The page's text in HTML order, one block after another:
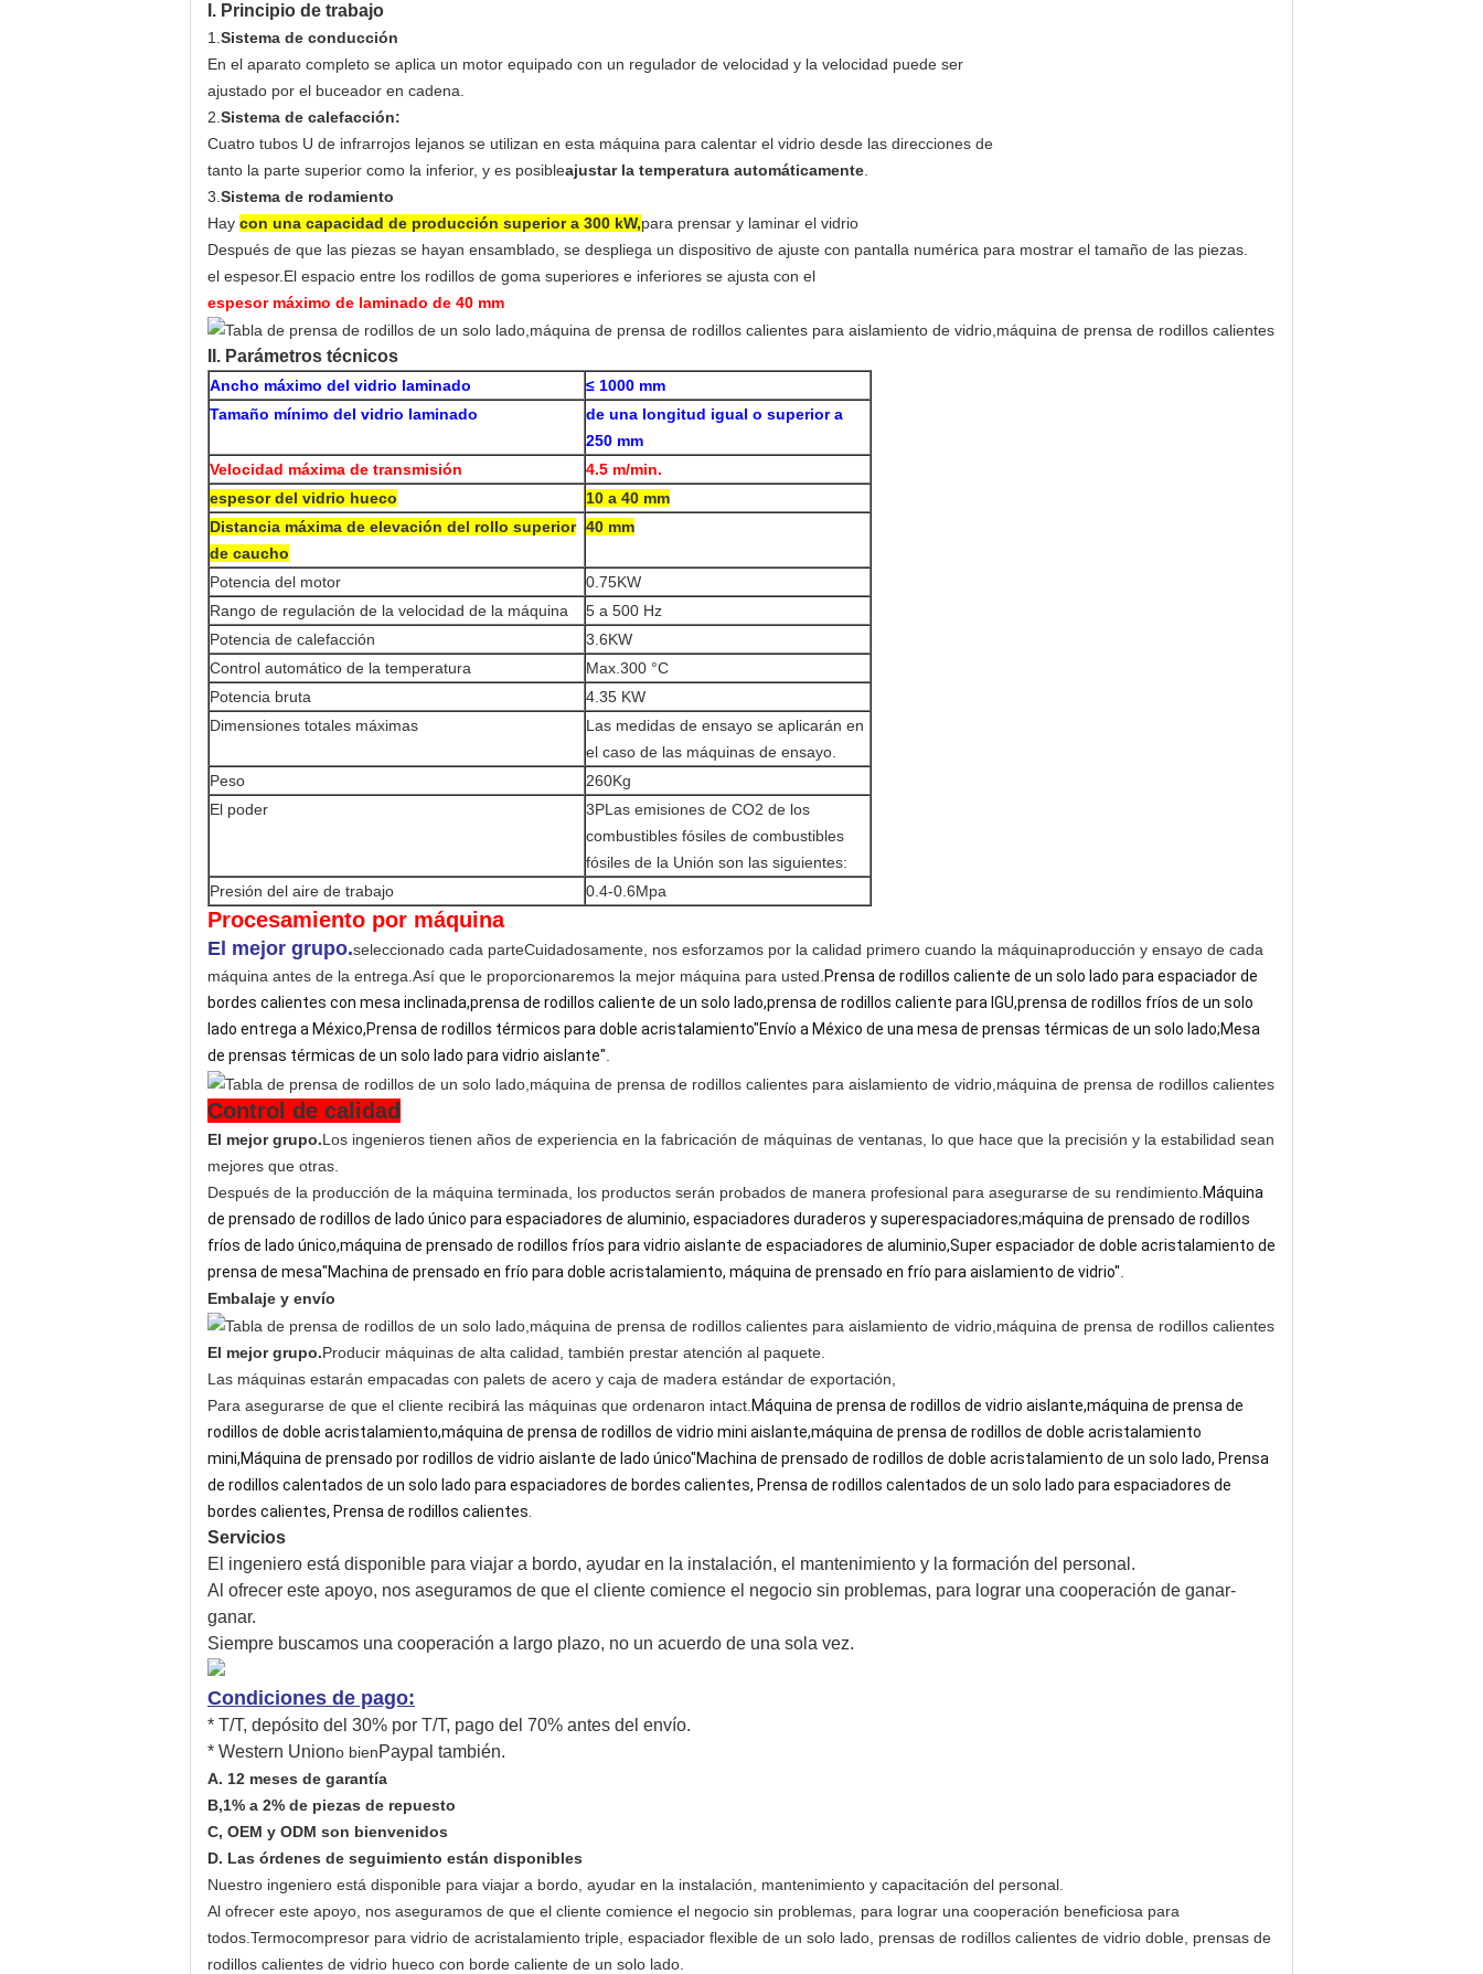
I. Principio de trabajo
1. Sistema de conducción
En el aparato completo se aplica un motor equipado con un regulador de velocidad y la velocidad puede ser
ajustado por el buceador en cadena.
2. Sistema de calefacción:
Cuatro tubos U de infrarrojos lejanos se utilizan en esta máquina para calentar el vidrio desde las direcciones de
tanto la parte superior como la inferior, y es posibleajustar la temperatura automáticamente
3. Sistema de rodamiento
Hay con una capacidad de producción superior a 300 kW,para prensar y laminar el vidrio
Después de que las piezas se hayan ensamblado, se despliega un dispositivo de ajuste con pantalla numérica para mostrar el tamaño de las piezas.
el espesor.El espacio entre los rodillos de goma superiores e inferiores se ajusta con el
espesor máximo de laminado de 40 mm
II. Parámetros técnicos
Ancho máximo del vidrio laminado
≤ 1000 mm
Tamaño mínimo del vidrio laminado
de una longitud igual o superior a
250 mm
Velocidad máxima de transmisión
4.5 m/min.
espesor del vidrio hueco
10 a 40 mm
Distancia máxima de elevación del rollo superior
de caucho
40 mm
Potencia del motor
0.75KW
Rango de regulación de la velocidad de la máquina
5 a 500 Hz
Potencia de calefacción
3.6KW
Control automático de la temperatura
Max.300 °C
Potencia bruta
4.35 KW
Dimensiones totales máximas
Las medidas de ensayo se aplicarán en
el caso de las máquinas de ensayo.
Peso
260Kg
El poder
3PLas emisiones de CO2 de los
combustibles fósiles de combustibles
fósiles de la Unión son las siguientes:
Presión del aire de trabajo
0.4-0.6Mpa
Procesamiento por máquina
El mejor grupo.seleccionado cada parteCuidadosamente, nos esforzamos por la calidad primero cuando la máquinaproducción y ensayo de cada
máquina antes de la entrega.Así que le proporcionaremos la mejor máquina para usted.Prensa de rodillos caliente de un solo lado para espaciador de
bordes calientes con mesa inclinada,prensa de rodillos caliente de un solo lado,prensa de rodillos caliente para IGU,prensa de rodillos fríos de un solo
lado entrega a México,Prensa de rodillos térmicos para doble acristalamiento"Envío a México de una mesa de prensas térmicas de un solo lado;Mesa
de prensas térmicas de un solo lado para vidrio aislante".
Control de calidad
El mejor grupo.Los ingenieros tienen años de experiencia en la fabricación de máquinas de ventanas, lo que hace que la precisión y la estabilidad sean
mejores que otras.
Después de la producción de la máquina terminada, los productos serán probados de manera profesional para asegurarse de su rendimiento. Máquina
de prensado de rodillos de lado único para espaciadores de aluminio, espaciadores duraderos y superespaciadores;máquina de prensado de rodillos
fríos de lado único,máquina de prensado de rodillos fríos para vidrio aislante de espaciadores de aluminio,Super espaciador de doble acristalamiento de
prensa de mesa"Machina de prensado en frío para doble acristalamiento, máquina de prensado en frío para aislamiento de vidrio"
Embalaje y envío
El mejor grupo.Producir máquinas de alta calidad, también prestar atención al paquete.
Las máquinas estarán empacadas con palets de acero y caja de madera estándar de exportación,
Para asegurarse de que el cliente recibirá las máquinas que ordenaron intact Máquina de prensa de rodillos de vidrio aislante,máquina de prensa de
rodillos de doble acristalamiento,máquina de prensa de rodillos de vidrio mini aislante,máquina de prensa de rodillos de doble acristalamiento
mini,Máquina de prensado por rodillos de vidrio aislante de lado único"Machina de prensado de rodillos de doble acristalamiento de un solo lado, Prensa
de rodillos calentados de un solo lado para espaciadores de bordes calientes, Prensa de rodillos calentados de un solo lado para espaciadores de
bordes calientes, Prensa de rodillos calientes.
Servicios
El ingeniero está disponible para viajar a bordo, ayudar en la instalación, el mantenimiento y la formación del personal.
Al ofrecer este apoyo, nos aseguramos de que el cliente comience el negocio sin problemas, para lograr una cooperación de ganar-
ganar.
Siempre buscamos una cooperación a largo plazo, no un acuerdo de una sola vez.
Condiciones de pago:
* T/T, depósito del 30% por T/T, pago del 70% antes del envío.
* Western Uniono bienPaypal también.
A. 12 meses de garantía
B,1% a 2% de piezas de repuesto
C, OEM y ODM son bienvenidos
D. Las órdenes de seguimiento están disponibles
Nuestro ingeniero está disponible para viajar a bordo, ayudar en la instalación, mantenimiento y capacitación del personal.
Al ofrecer este apoyo, nos aseguramos de que el cliente comience el negocio sin problemas, para lograr una cooperación beneficiosa para
todos. Termocompresor para vidrio de acristalamiento triple, espaciador flexible de un solo lado, prensas de rodillos calientes de vidrio doble, prensas de
rodillos calientes de vidrio hueco con borde caliente de un solo lado.